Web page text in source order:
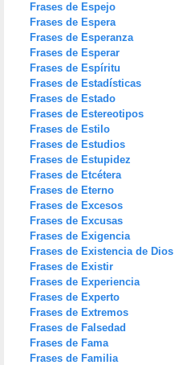
Frases de Espejo
Frases de Espera
Frases de Esperanza
Frases de Esperar
Frases de Espíritu
Frases de Estadísticas
Frases de Estado
Frases de Estereotipos
Frases de Estilo
Frases de Estudios
Frases de Estupidez
Frases de Etcétera
Frases de Eterno
Frases de Excesos
Frases de Excusas
Frases de Exigencia
Frases de Existencia de Dios
Frases de Existir
Frases de Experiencia
Frases de Experto
Frases de Extremos
Frases de Falsedad
Frases de Fama
Frases de Familia